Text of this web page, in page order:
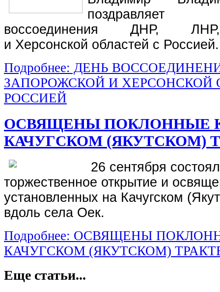
воссоединения ДНР,
и Херсонской областей с Россией.
Подробнее: ДЕНЬ
ЗАПОРОЖСКОЙ И ХЕРСОНСКОЙ
РОССИЕЙ
ОСВЯЩЕНЫ ПОКЛОННЫЕ
КАЧУГСКОМ (ЯКУТСКОМ)
26 сентября
торжественное открытие и
установленных на Качугском
вдоль села Оек.
Подробнее: ОСВЯЩЕНЫ
КАЧУГСКОМ (ЯКУТСКОМ)
Еще статьи...